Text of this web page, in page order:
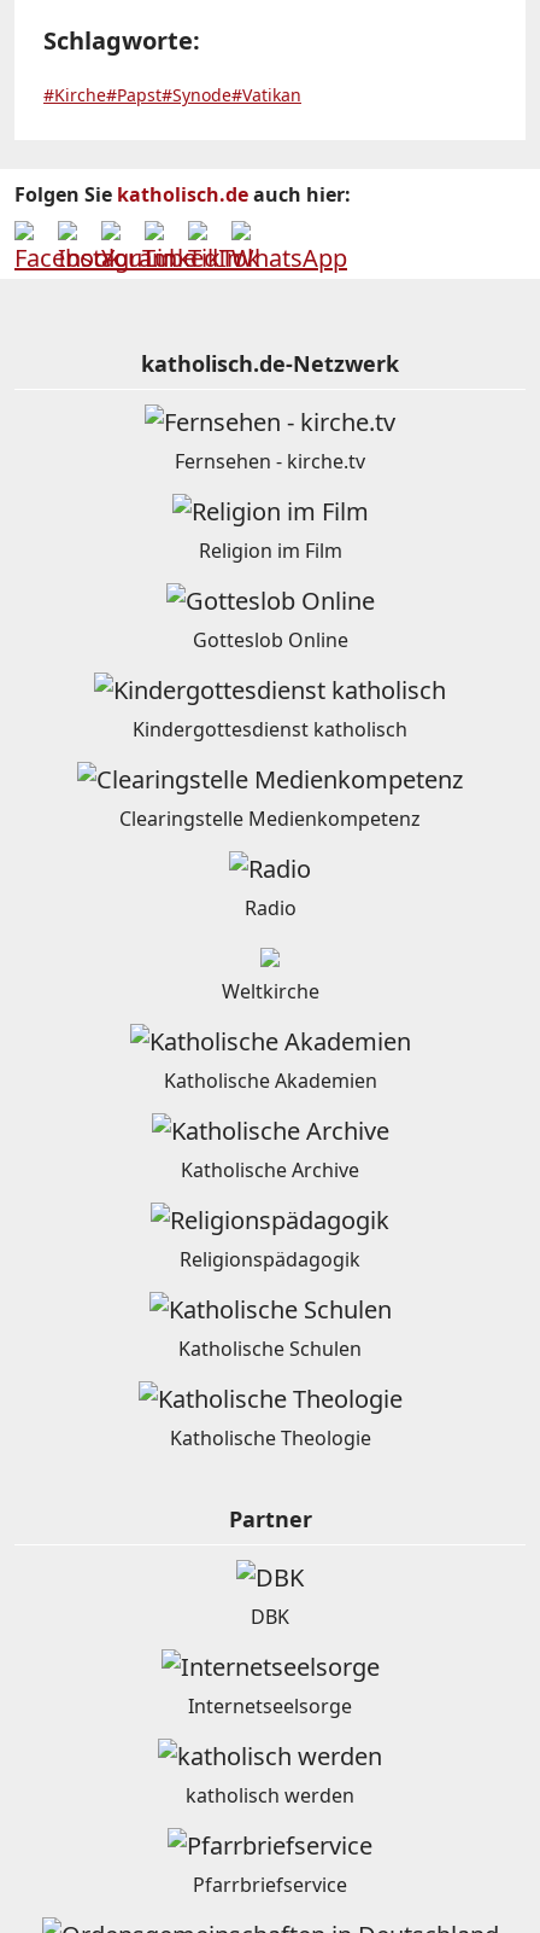
Schlagworte:
#Kirche#Papst#Synode#Vatikan
Folgen Sie katholisch.deauch hier:
katholisch.de-Netzwerk
Fernsehen - kirche.tv
Religion im Film
Gotteslob Online
Kindergottesdienst katholisch
Clearingstelle Medienkompetenz
Radio
Weltkirche
Katholische Akademien
Katholische Archive
Religionspädagogik
Katholische Schulen
Katholische Theologie
Partner
DBK
Internetseelsorge
katholisch werden
Pfarrbriefservice